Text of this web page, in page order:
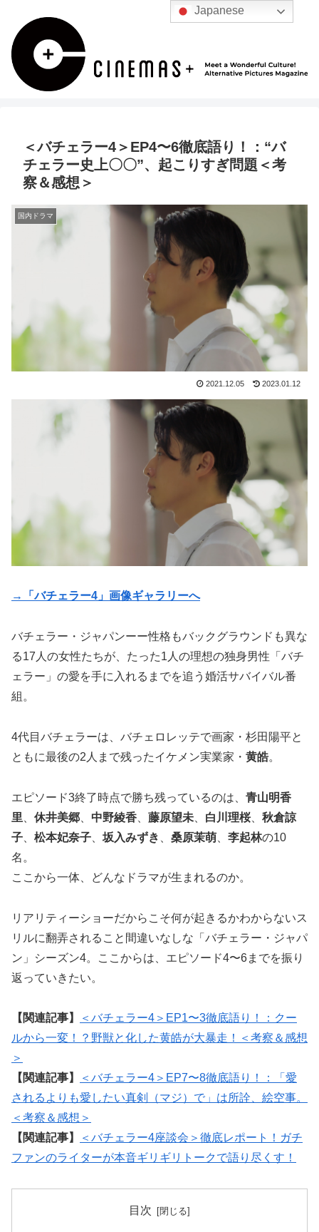
＜バチェラー4＞EP4〜6徹底語り！：“バ
チェラー史上〇〇”、起こりすぎ問題＜考
察＆感想＞
国内ドラマ
2021.12.05 2023.01.12
→「バチェラー4」画像ギャラリーへ
バチェラー・ジャパンーー性格もバックグラウンドも異な
る17人の女性たちが、たった1人の理想の独身男性「バチ
ェラー」の愛を手に入れるまでを追う婚活サバイバル番
組。
4代目バチェラーは、バチェロレッテで画家・杉田陽平と
ともに最後の2人まで残ったイケメン実業家・ 黄皓。
エピソード3終了時点で勝ち残っているのは、 青山明香
里
休井美郷 中野綾香 藤原望未 白川理桜、 秋倉諒
子
松本妃奈子 坂入みずき 桑原茉萌 李起林の10
名。
ここから一体、どんなドラマが生まれるのか。
リアリティーショーだからこそ何が起きるかわからないス
リルに翻弄されること間違いなしな「バチェラー・ジャパ
ン」シーズン4。ここからは、エピソード4〜6までを振り
返っていきたい。
【関連記事】
＜バチェラー4＞EP1〜3徹底語り！：クー
ルから一変！？野獣と化した黄皓が大暴走！＜考察＆感想
＞
【関連記事】
＜バチェラー4＞EP7〜8徹底語り！：「愛
されるよりも愛したい真剣（マジ）で」は所詮、絵空事。
＜考察＆感想＞
【関連記事】
＜バチェラー4座談会＞徹底レポート！ガチ
ファンのライターが本音ギリギリトークで語り尽くす！
目次
Japanese